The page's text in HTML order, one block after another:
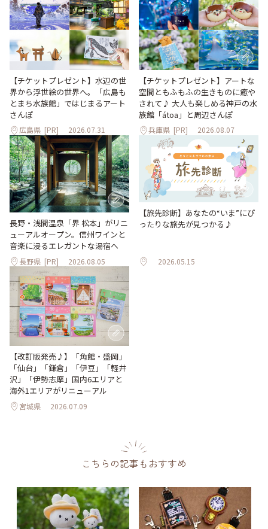
【チケットプレゼント】水辺の世
界から浮世絵の世界へ。「広島も
とまち水族館」ではじまるアート
さんぽ
広島県 [PR] 2026.07.31
【チケットプレゼント】アートな
空間ともふもふの生きものに癒や
されて♪ 大人も楽しめる神戸の水
族館「átoa」と周辺さんぽ
兵庫県 [PR] 2026.08.07
長野・浅間温泉「界 松本」がリニ
ューアルオープン。信州ワインと
音楽に浸るエレガントな湯宿へ
長野県 [PR] 2026.08.05
【旅先診断】あなたの“いま”にぴ
ったりな旅先が見つかる♪
2026.05.15
【改訂版発売♪】「角館・盛岡」
「仙台」「鎌倉」「伊豆」「軽井
沢」「伊勢志摩」国内6エリアと
海外1エリアがリニューアル
宮城県 2026.07.09
こちらの記事もおすすめ